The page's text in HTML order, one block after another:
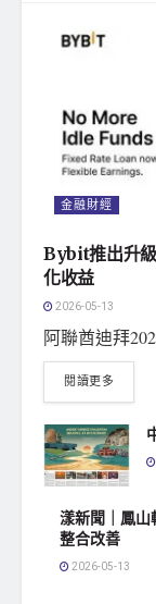
金融財經
Bybit推出升
化收益
2026-05-13
阿聯酋迪拜
閱讀更多
漾新聞｜鳳
整合改善
2026-05-13